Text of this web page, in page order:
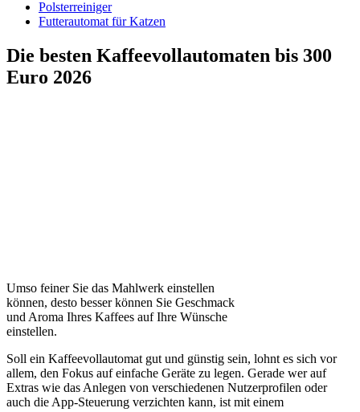
Polsterreiniger
Futterautomat für Katzen
Die besten Kaffeevollautomaten bis 300
Euro 2026
Umso feiner Sie das Mahlwerk einstellen
können, desto besser können Sie Geschmack
und Aroma Ihres Kaffees auf Ihre Wünsche
einstellen.
Soll ein Kaffeevollautomat gut und günstig sein, lohnt es sich vor
allem, den Fokus auf einfache Geräte zu legen. Gerade wer auf
Extras wie das Anlegen von verschiedenen Nutzerprofilen oder
auch die App-Steuerung verzichten kann, ist mit einem